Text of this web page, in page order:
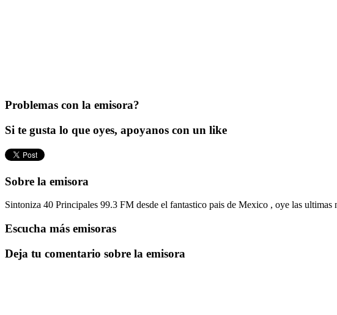
Problemas con la emisora?
Si te gusta lo que oyes, apoyanos con un like
Sobre la emisora
Sintoniza 40 Principales 99.3 FM desde el fantastico pais de Mexico , oye las ultimas
Escucha más emisoras
Deja tu comentario sobre la emisora